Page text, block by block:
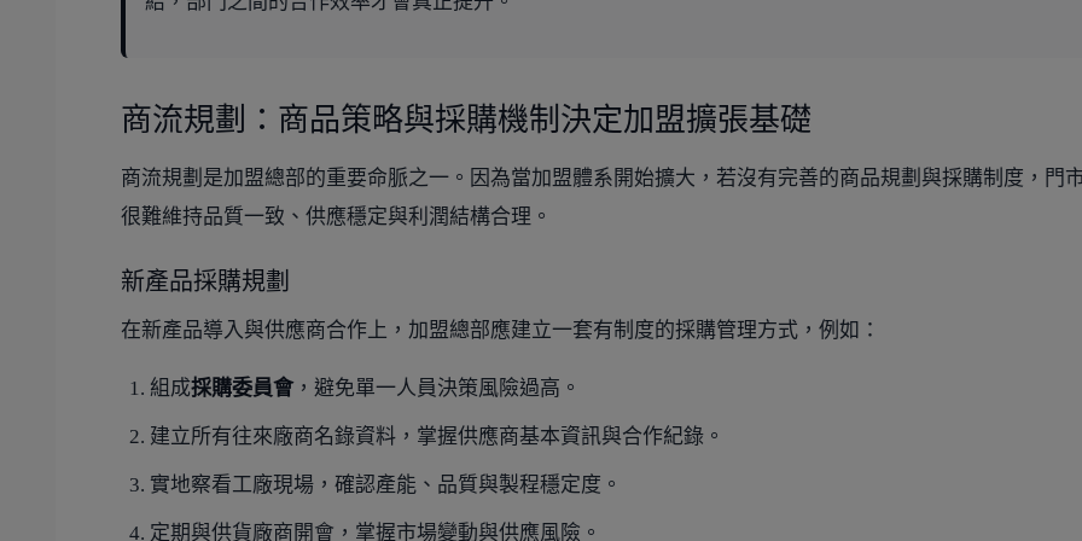
商流規劃：商品策略與採購機制決定加盟擴張基礎
商流規劃是加盟總部的重要命脈之一。因為當加盟體系開始擴大，若沒有完善的商品規劃與採購制度，門
很難維持品質一致、供應穩定與利潤結構合理。
新產品採購規劃
在新產品導入與供應商合作上，加盟總部應建立一套有制度的採購管理方式，例如：
組成採購委員會，避免單一人員決策風險過高。
建立所有往來廠商名錄資料，掌握供應商基本資訊與合作紀錄。
實地察看工廠現場，確認產能、品質與製程穩定度。
定期與供貨廠商開會，掌握市場變動與供應風險。